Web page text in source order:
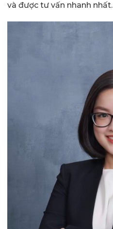
và được tư vấn nhanh nhất.